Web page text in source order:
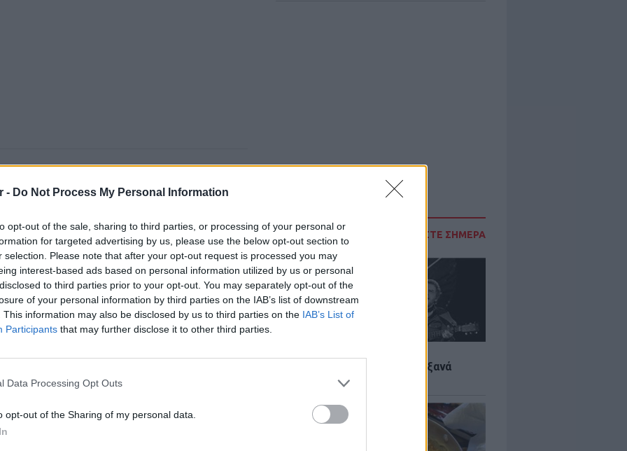
- Do Not Process My Personal Information
opt-out of the sale, sharing to third parties, or processing of your personal or
for targeted advertising by us, please use the below opt-out section to
selection. Please note that after your opt-out request is processed you may
interest-based ads based on personal information utilized by us or personal
to third parties prior to your opt-out. You may separately opt-out of the
of your personal information by third parties on the IAB’s list of downstream
This information may also be disclosed by us to third parties on the IAB’s List of
Participants that may further disclose it to other third parties.
Data Processing Opt Outs
opt-out of the Sharing of my personal data.
ΔΙΑΒΑΣΤΕ ΣΗΜΕΡΑ
5 one-hit wonders που έγιναν ξανά
διάσημοι από… ατύχημα
σε περιοχές της κεντρικής, ανατολικής
βράδυ επηρεάζονται οι Σποράδες, τα
νησιωτικά τμήματα του Βορείου
κυρίως στα δυτικά και νότια
και στην Εύβοια.
και ενδεχομένως θα συνοδευτούν
μεγέθους. Χιόνια θα πέσουν προς τα
Αττικής και στην πόλη της Αθήνας τις
και καταιγίδες. Τα φαινόμενα θα
είναι η πιθανότητα χαλαζόπτωσης.
θα εκδηλωθούν σε πολλές περιοχές της
τμήματα του Αιγαίου, ενώ χιόνια θα
πρόσκαιρα σε περιοχές της Δυτικής